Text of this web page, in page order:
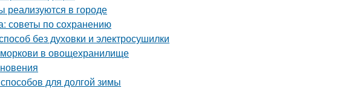
реализуются в городе
советы по сохранению
без духовки и электросушилки
в овощехранилище
для долгой зимы